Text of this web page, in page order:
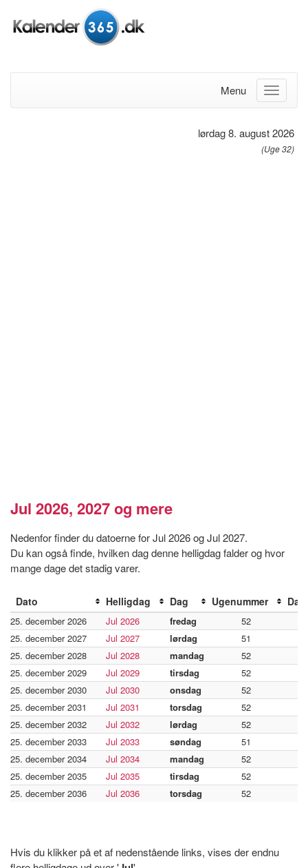
Menu
lørdag 8. august 2026
(Uge 32)
Jul 2026, 2027 og mere
Nedenfor finder du datoerne for Jul 2026 og Jul 2027.
Du kan også finde, hvilken dag denne helligdag falder og hvor
mange dage det stadig varer.
Dato Helligdag Dag Ugenummer
25. december 2026 Jul 2026 fredag
52
25. december 2027
Jul 2027 lørdag
51
25. december 2028
Jul 2028 mandag
52
25. december 2029
Jul 2029 tirsdag
52
25. december 2030
Jul 2030 onsdag
52
25. december 2031
Jul 2031 torsdag
52
25. december 2032
Jul 2032 lørdag
52
25. december 2033
Jul 2033 søndag
51
25. december 2034
Jul 2034 mandag
52
25. december 2035
Jul 2035 tirsdag
52
25. december 2036
Jul 2036 torsdag 52
Hvis du klikker på et af nedenstående links, vises der endnu